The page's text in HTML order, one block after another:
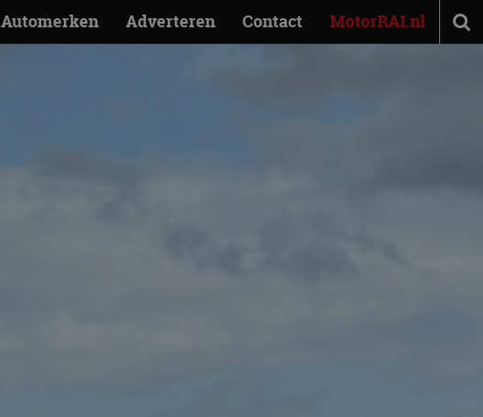
Automerken Adverteren Contact MotorRAI.nl